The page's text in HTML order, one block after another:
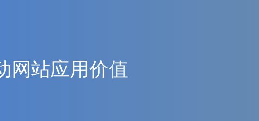
网站应用价值